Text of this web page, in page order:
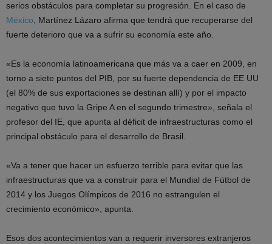
serios obstáculos para completar su progresión. En el caso de
México , Martínez Lázaro afirma que tendrá que recuperarse del
fuerte deterioro que va a sufrir su economía este año.
«Es la economía latinoamericana que más va a caer en 2009, en
torno a siete puntos del PIB, por su fuerte dependencia de EE UU
(el 80% de sus exportaciones se destinan allí) y por el impacto
negativo que tuvo la Gripe A en el segundo trimestre», señala el
profesor del IE, que apunta al déficit de infraestructuras como el
principal obstáculo para el desarrollo de Brasil.
«Va a tener que hacer un esfuerzo terrible para evitar que las
infraestructuras que va a construir para el Mundial de Fútbol de
2014 y los Juegos Olímpicos de 2016 no estrangulen el
crecimiento económico», apunta.
Esos dos acontecimientos van a requerir inversores extranjeros